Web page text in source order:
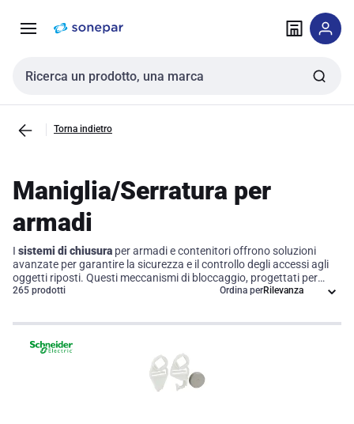
navigazione alla
Cerca input
Torna indietro
Maniglia/Serratura per
armadi
I sistemi di chiusura per armadi e contenitori offrono soluzioni
avanzate per garantire la sicurezza e il controllo degli accessi agli
oggetti riposti. Questi meccanismi di bloccaggio, progettati per
rispondere a diverse esigenze di sicurezza in contesti industriali e
gestione più sicura e strutturata degli spazi di lavoro.
265 prodotti Ordina per